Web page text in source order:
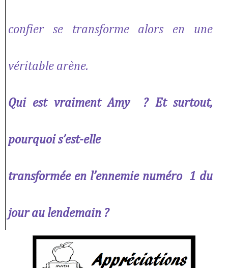
confier se transforme alors en une
véritable arène.
Qui est vraiment Amy ? Et surtout,
pourquoi s’est-elle
transformée en l’ennemie numéro 1 du
jour au lendemain ?